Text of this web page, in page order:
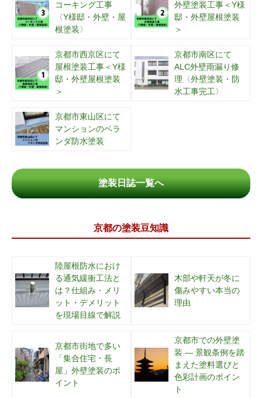
コーキング工事
〈Y様邸・外壁・屋
根塗装〉
外壁塗装工事＜Y様
邸・外壁屋根塗装
＞
京都市西京区にて
屋根塗装工事＜Y様
邸・外壁屋根塗装
＞
京都市南区にて
ALC外壁雨漏り修
理〈外壁塗装・防
水工事完工〉
京都市東山区にて
マンションのベラ
ンダ防水塗装
塗装日誌一覧へ
京都の塗装豆知識
陸屋根防水におけ
る通気緩衝工法と
は？仕組み・メリ
ット・デメリット
を現場目線で解説
木部や軒天が冬に
傷みやすい本当の
理由
京都市街地で多い
「集合住宅・長
屋」外壁塗装のポ
イント
京都市での外壁塗
装 ― 景観条例を踏
まえた塗料選びと
色彩計画のポイン
ト